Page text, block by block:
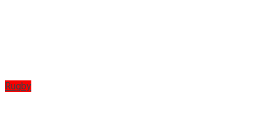
Rugby